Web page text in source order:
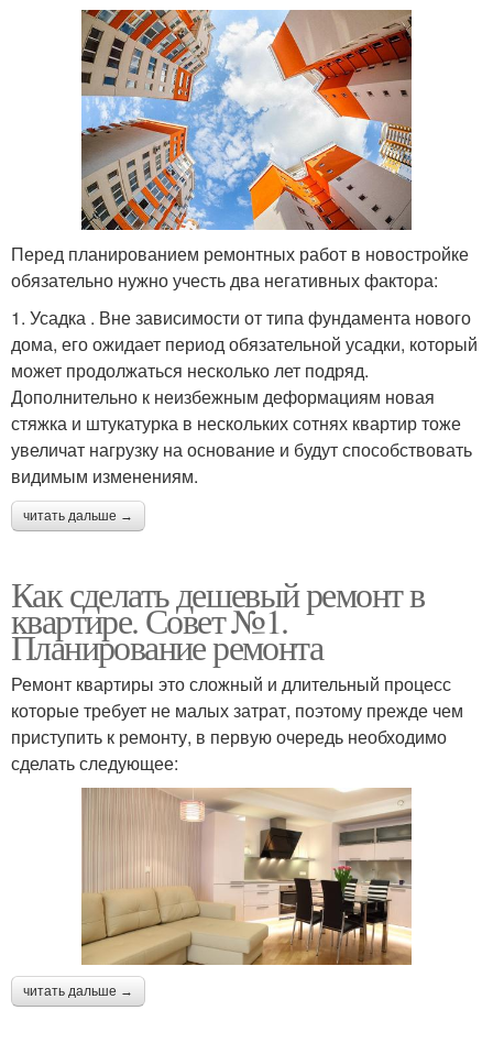
Перед планированием ремонтных работ в новостройке
обязательно нужно учесть два негативных фактора:
1. Усадка . Вне зависимости от типа фундамента нового
дома, его ожидает период обязательной усадки, который
может продолжаться несколько лет подряд.
Дополнительно к неизбежным деформациям новая
стяжка и штукатурка в нескольких сотнях квартир тоже
увеличат нагрузку на основание и будут способствовать
видимым изменениям.
читать дальше →
Как сделать дешевый ремонт в
квартире. Совет №1.
Планирование ремонта
Ремонт квартиры это сложный и длительный процесс
которые требует не малых затрат, поэтому прежде чем
приступить к ремонту, в первую очередь необходимо
сделать следующее:
читать дальше →